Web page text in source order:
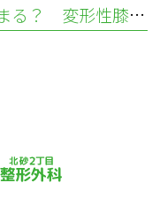
膝が痛いと認知症リスクが高まる？ 変形性膝関節症から考える健康リスク